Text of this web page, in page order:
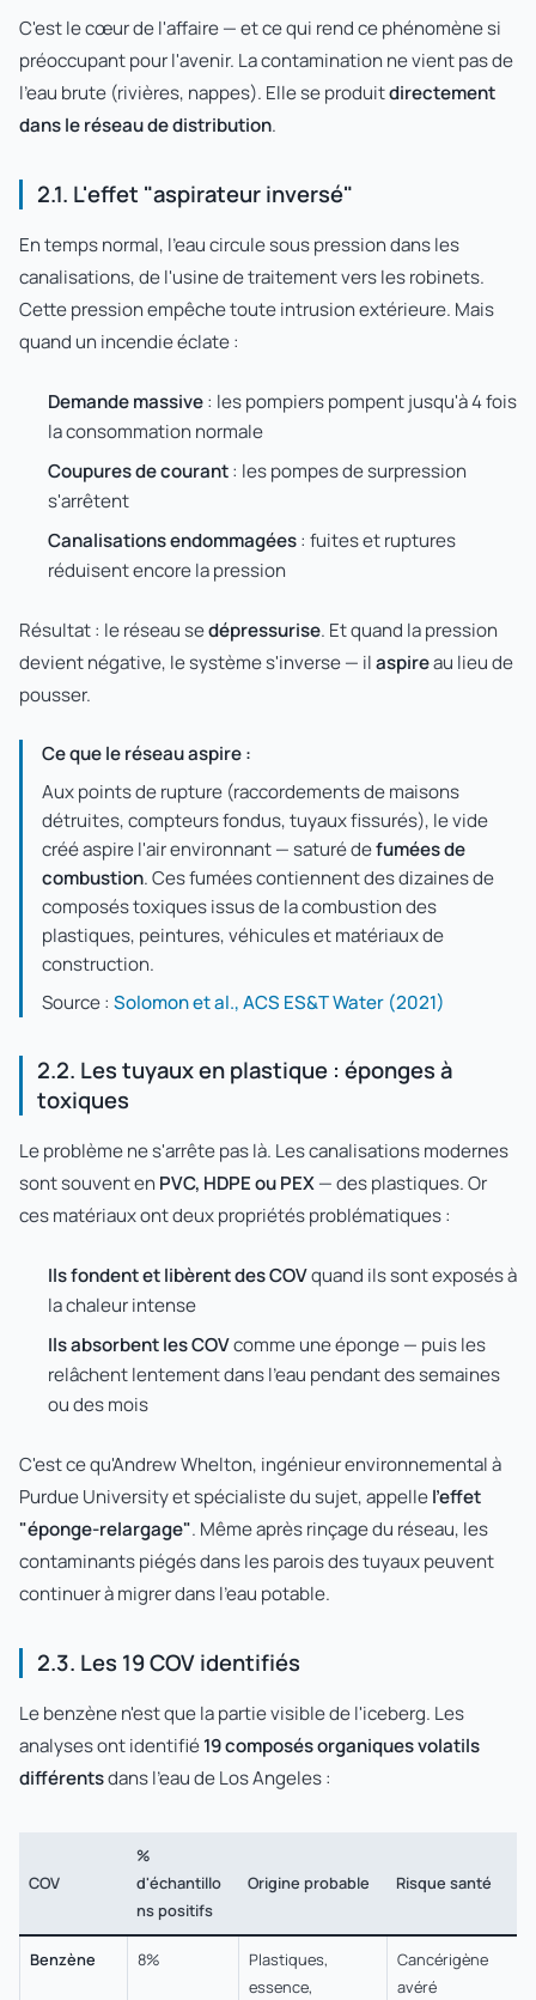
C'est le cœur de l'affaire — et ce qui rend ce phénomène si
préoccupant pour l'avenir. La contamination ne vient pas de
l'eau brute (rivières, nappes). Elle se produitdirectement
dans le réseau de distribution.
2.1. L'effet "aspirateur inversé"
En temps normal, l'eau circule sous pression dans les
canalisations, de l'usine de traitement vers les robinets.
Cette pression empêche toute intrusion extérieure. Mais
quand un incendie éclate :
Demande massive: les pompiers pompent jusqu'à 4 fois
la consommation normale
Coupures de courant: les pompes de surpression
s'arrêtent
Canalisations endommagées: fuites et ruptures
réduisent encore la pression
Résultat : le réseau sedépressurise. Et quand la pression
devient négative, le système s'inverse — ilaspireau lieu de
pousser.
Ce que le réseau aspire :
Aux points de rupture (raccordements de maisons
détruites, compteurs fondus, tuyaux fissurés), le vide
créé aspire l'air environnant — saturé defumées de
combustion. Ces fumées contiennent des dizaines de
composés toxiques issus de la combustion des
plastiques, peintures, véhicules et matériaux de
construction.
Source : Solomon et al., ACS ES&T Water (2021)
2.2. Les tuyaux en plastique : éponges à
toxiques
Le problème ne s'arrête pas là. Les canalisations modernes
sont souvent enPVC, HDPE ou PEX— des plastiques. Or
ces matériaux ont deux propriétés problématiques :
Ils fondent et libèrent des COVquand ils sont exposés à
la chaleur intense
Ils absorbent les COVcomme une éponge — puis les
relâchent lentement dans l'eau pendant des semaines
ou des mois
C'est ce qu'Andrew Whelton, ingénieur environnemental à
Purdue University et spécialiste du sujet, appellel'effet
"éponge-relargage". Même après rinçage du réseau, les
contaminants piégés dans les parois des tuyaux peuvent
continuer à migrer dans l'eau potable.
2.3. Les 19 COV identifiés
Le benzène n'est que la partie visible de l'iceberg. Les
analyses ont identifié19 composés organiques volatils
différentsdans l'eau de Los Angeles :
COV
%
d'échantillo
ns positifs
Origine probable Risque santé
Benzène 8%
Plastiques,
essence,
Cancérigène
avéré